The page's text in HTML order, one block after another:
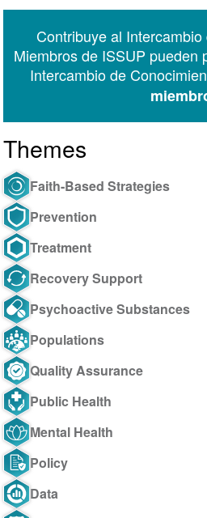
Messenger
Contribuye al
Miembros de ISSUP pueden
Intercambio de
Themes
Faith-Based Strategies
Prevention
Treatment
Recovery Support
Psychoactive Substances
Populations
Quality Assurance
Public Health
Mental Health
Policy
Data